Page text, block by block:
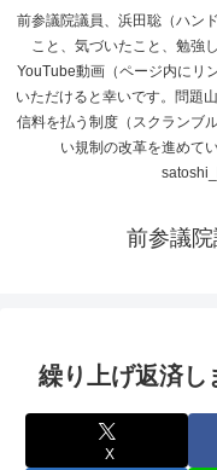
前参議院議員、浜田聡（ハン
こと、気づいたこと、勉強
YouTube動画（ページ内にリ
いただけると幸いです。問題
信料を払う制度（スクランブ
い規制の改革を進めて
前参議
繰り上げ返済し
X